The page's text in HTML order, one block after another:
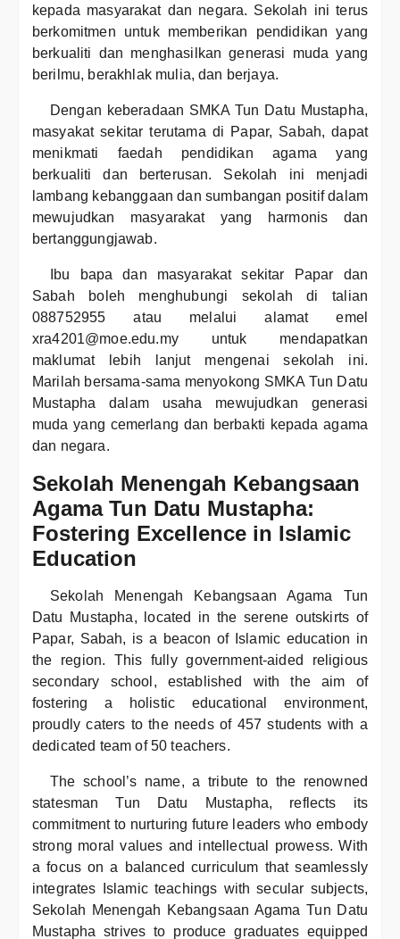
kepada masyarakat dan negara. Sekolah ini terus
berkomitmen untuk memberikan pendidikan yang
berkualiti dan menghasilkan generasi muda yang
berilmu, berakhlak mulia, dan berjaya.
Dengan keberadaan SMKA Tun Datu Mustapha,
masyakat sekitar terutama di Papar, Sabah, dapat
menikmati faedah pendidikan agama yang
berkualiti dan berterusan. Sekolah ini menjadi
lambang kebanggaan dan sumbangan positif dalam
mewujudkan masyarakat yang harmonis dan
bertanggungjawab.
Ibu bapa dan masyarakat sekitar Papar dan
Sabah boleh menghubungi sekolah di talian
088752955 atau melalui alamat emel
xra4201@moe.edu.my untuk mendapatkan
maklumat lebih lanjut mengenai sekolah ini.
Marilah bersama-sama menyokong SMKA Tun Datu
Mustapha dalam usaha mewujudkan generasi
muda yang cemerlang dan berbakti kepada agama
dan negara.
Sekolah Menengah Kebangsaan
Agama Tun Datu Mustapha:
Fostering Excellence in Islamic
Education
Sekolah Menengah Kebangsaan Agama Tun
Datu Mustapha, located in the serene outskirts of
Papar, Sabah, is a beacon of Islamic education in
the region. This fully government-aided religious
secondary school, established with the aim of
fostering a holistic educational environment,
proudly caters to the needs of 457 students with a
dedicated team of 50 teachers.
The school’s name, a tribute to the renowned
statesman Tun Datu Mustapha, reflects its
commitment to nurturing future leaders who embody
strong moral values and intellectual prowess. With
a focus on a balanced curriculum that seamlessly
integrates Islamic teachings with secular subjects,
Sekolah Menengah Kebangsaan Agama Tun Datu
Mustapha strives to produce graduates equipped